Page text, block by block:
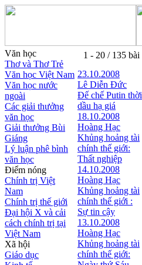
Văn học
Thơ và Thơ Trẻ
Văn học Việt Nam
Văn học nước
ngoài
Các giải thưởng
văn học
Giải thưởng Bùi
Giáng
Lý luận phê bình
văn học
Điểm nóng
Chính trị Việt
Nam
Chính trị thế giới
Đại hội X và cải
cách chính trị tại
Việt Nam
Xã hội
Giáo dục
1 - 20 / 135 bài
23.10.2008
Lê Diễn Đức
Đế chế Putin thời
dầu hạ giá
18.10.2008
Hoàng Hạc
Khủng hoảng tài
chính thế giới:
Thất nghiệp
14.10.2008
Hoàng Hạc
Khủng hoảng tài
chính thế giới :
Sự tin cậy
13.10.2008
Hoàng Hạc
Khủng hoảng tài
chính thế giới: